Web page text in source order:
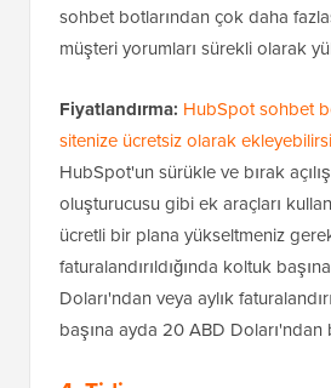
sohbet botlarından çok daha
müşteri yorumları sürekli olarak
Fiyatlandırma: HubSpot sohbet
sitenize ücretsiz olarak
HubSpot'un sürükle ve bırak
oluşturucusu gibi ek araçları
ücretli bir plana yükseltmeniz
faturalandırıldığında koltuk
Doları'ndan veya aylık
başına ayda 20 ABD Doları'ndan